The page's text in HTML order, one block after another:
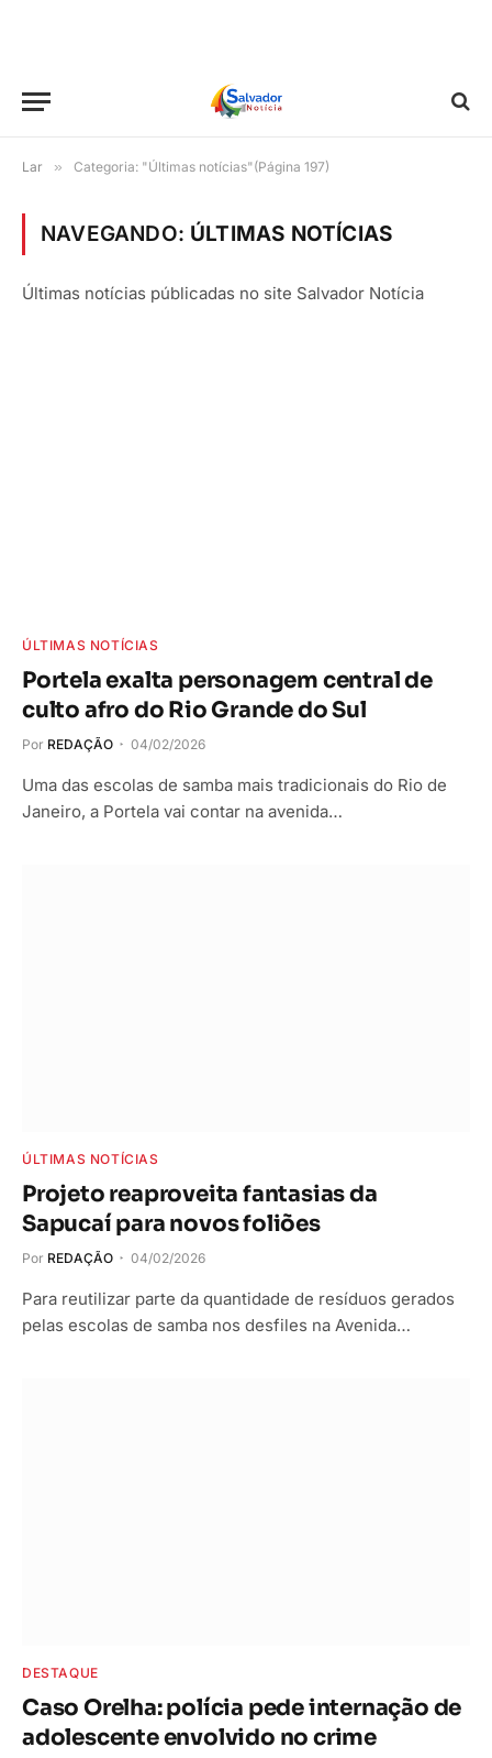
Lar » Categoria: "Últimas notícias"(Página 197)
NAVEGANDO: ÚLTIMAS NOTÍCIAS
Últimas notícias públicadas no site Salvador Notícia
ÚLTIMAS NOTÍCIAS
Portela exalta personagem central de
culto afro do Rio Grande do Sul
Por REDAÇÃO 04/02/2026
Uma das escolas de samba mais tradicionais do Rio de
Janeiro, a Portela vai contar na avenida…
ÚLTIMAS NOTÍCIAS
Projeto reaproveita fantasias da
Sapucaí para novos foliões
Por REDAÇÃO 04/02/2026
Para reutilizar parte da quantidade de resíduos gerados
pelas escolas de samba nos desfiles na Avenida…
DESTAQUE
Caso Orelha: polícia pede internação de
adolescente envolvido no crime